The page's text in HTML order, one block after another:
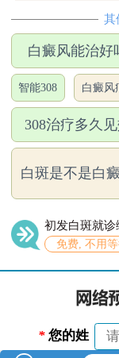
其
白癜风能治好
智能308 白癜风
308治疗多久
白斑是不是白
初发白斑就诊
免费, 不用
* 您的姓